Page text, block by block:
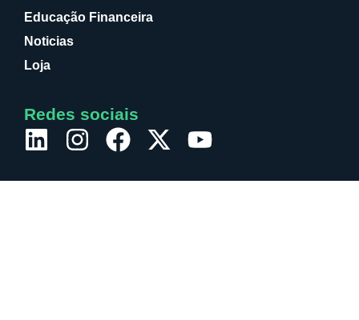
Educação Financeira
Noticias
Loja
Redes sociais